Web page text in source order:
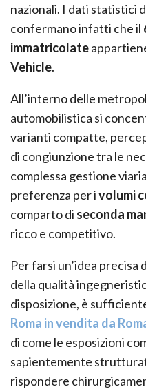
nazionali. I dati statistici
confermano infatti che il
immatricolate
Vehicle.
All’interno delle
automobilistica si
varianti compatte,
di congiunzione tra le
complessa gestione
preferenza per ivolumi
comparto di seconda
ricco e competitivo.
Per farsi un’idea
della qualità
disposizione, è
Roma in vendita da
di come le esposizioni
sapientemente
rispondere